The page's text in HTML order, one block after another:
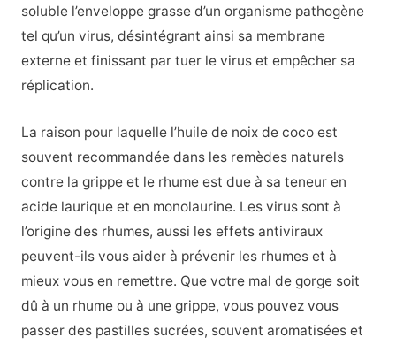
soluble l’enveloppe grasse d’un organisme pathogène
tel qu’un virus, désintégrant ainsi sa membrane
externe et finissant par tuer le virus et empêcher sa
réplication.
La raison pour laquelle l’huile de noix de coco est
souvent recommandée dans les remèdes naturels
contre la grippe et le rhume est due à sa teneur en
acide laurique et en monolaurine. Les virus sont à
l’origine des rhumes, aussi les effets antiviraux
peuvent-ils vous aider à prévenir les rhumes et à
mieux vous en remettre. Que votre mal de gorge soit
dû à un rhume ou à une grippe, vous pouvez vous
passer des pastilles sucrées, souvent aromatisées et